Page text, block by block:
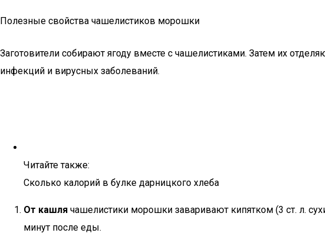
Полезные свойства чашелистиков морошки
Заготовители собирают ягоду вместе с чашелистиками. Затем их
инфекций и вирусных заболеваний.
Читайте также:
Сколько калорий в булке дарницкого хлеба
От кашля чашелистики морошки заваривают кипятком (3 ст. л.
минут после еды.